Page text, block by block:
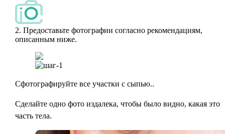
2. Предоставьте фотографии согласно рекомендациям,
описанным ниже.
Сфотографируйте все участки с сыпью..
Сделайте одно фото издалека, чтобы было видно, какая это
часть тела.